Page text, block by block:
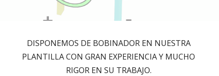
DISPONEMOS DE BOBINADOR EN NUESTRA
PLANTILLA CON GRAN EXPERIENCIA Y MUCHO
RIGOR EN SU TRABAJO.